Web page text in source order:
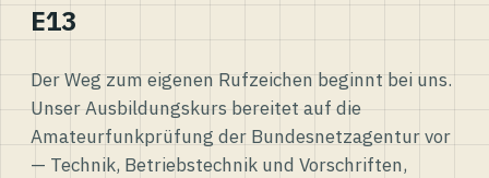
E13
Der Weg zum eigenen Rufzeichen beginnt bei uns.
Unser Ausbildungskurs bereitet auf die
Amateurfunkprüfung der Bundesnetzagentur vor
— Technik, Betriebstechnik und Vorschriften,